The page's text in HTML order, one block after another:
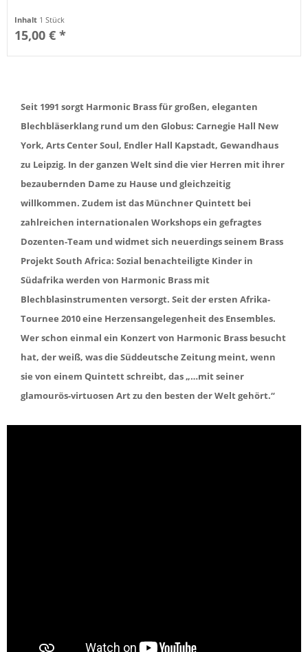
Inhalt 1 Stück
15,00 € *
Seit 1991 sorgt Harmonic Brass für großen, eleganten
Blechbläserklang rund um den Globus: Carnegie Hall New
York, Arts Center Soul, Endler Hall Kapstadt, Gewandhaus
zu Leipzig. In der ganzen Welt sind die vier Herren mit ihrer
bezaubernden Dame zu Hause und gleichzeitig
willkommen. Zudem ist das Münchner Quintett bei
zahlreichen internationalen Workshops ein gefragtes
Dozenten-Team und widmet sich neuerdings seinem Brass
Projekt South Africa: Sozial benachteiligte Kinder in
Südafrika werden von Harmonic Brass mit
Blechblasinstrumenten versorgt. Seit der ersten Afrika-
Tournee 2010 eine Herzensangelegenheit des Ensembles.
Wer schon einmal ein Konzert von Harmonic Brass besucht
hat, der weiß, was die Süddeutsche Zeitung meint, wenn
sie von einem Quintett schreibt, das „…mit seiner
glamourös-virtuosen Art zu den besten der Welt gehört.“